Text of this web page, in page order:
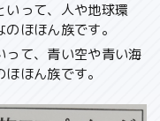
いって、人や地球環
ほほん族です。
って、青い空や青い海
ほん族です。